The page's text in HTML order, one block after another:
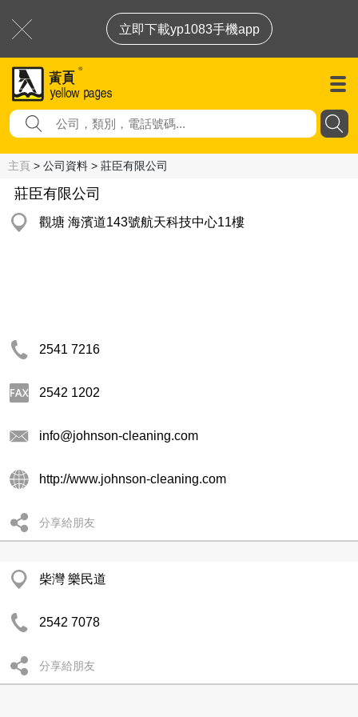
立即下載yp1083手機app
主頁 > 公司資料 > 莊臣有限公司
莊臣有限公司
觀塘 海濱道143號航天科技中心11樓
2541 7216
2542 1202
info@johnson-cleaning.com
http://www.johnson-cleaning.com
分享給朋友
柴灣 樂民道
2542 7078
分享給朋友